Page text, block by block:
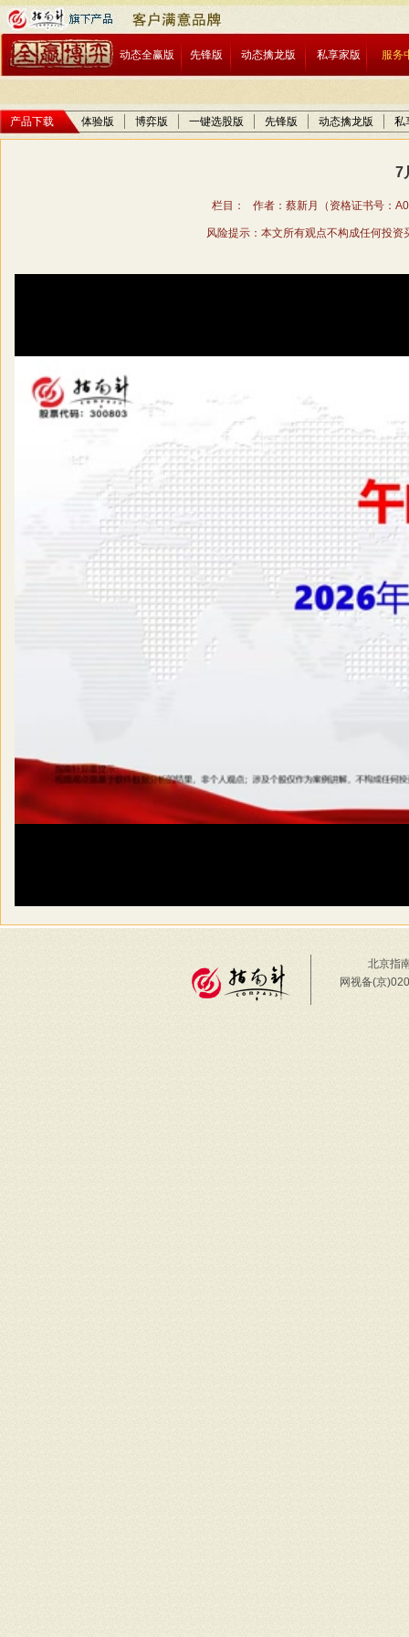
动态全赢版 先锋版 动态擒龙版 私享家版 服务
产品下载 体验版 博弈版 一键选股版 先锋版 动态擒龙版 私
7
栏目： 作者：蔡新月（资格证书号：
风险提示：本文所有观点不构成任何投
北京指
网视备(京